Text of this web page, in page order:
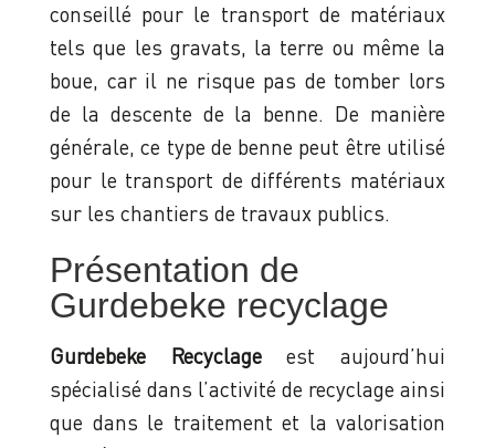
conseillé pour le transport de matériaux
tels que les gravats, la terre ou même la
boue, car il ne risque pas de tomber lors
de la descente de la benne. De manière
générale, ce type de benne peut être utilisé
pour le transport de différents matériaux
sur les chantiers de travaux publics.
Présentation de
Gurdebeke recyclage
Gurdebeke Recyclageest aujourd’hui
spécialisé dans l’activité de recyclage ainsi
que dans le traitement et la valorisation